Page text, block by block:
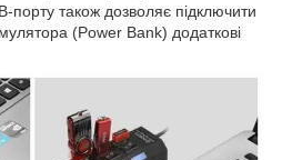
порту також дозволяє підключити
(Power Bank) додаткові